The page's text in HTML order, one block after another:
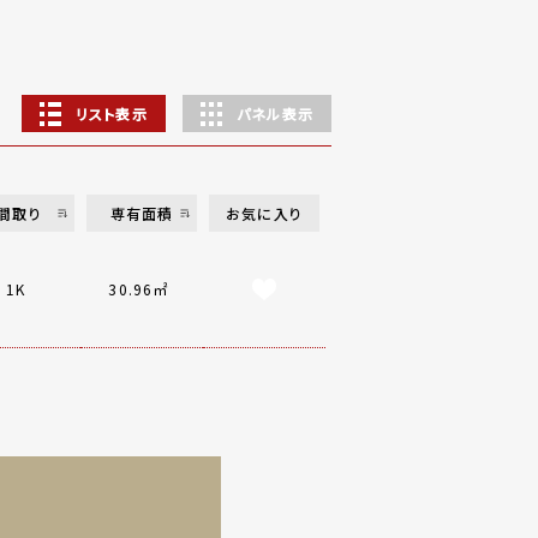
リスト表示 パネル表示
取り 専有面積 お気に入り
1K 30.96㎡